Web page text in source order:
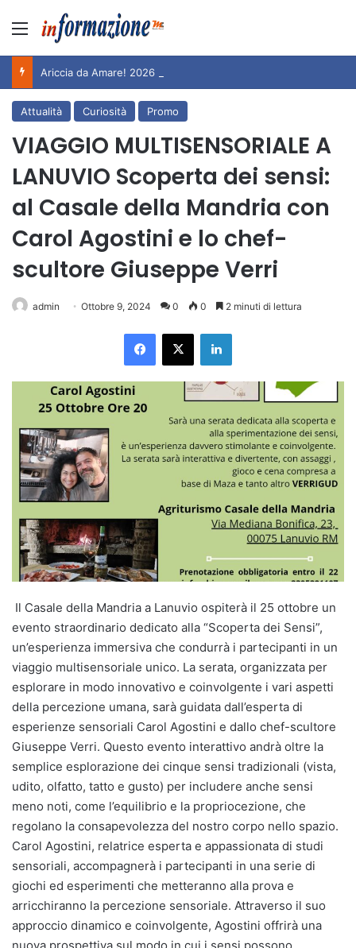
Menu
Attualità Curiosità Promo
VIAGGIO MULTISENSORIALE A
LANUVIO Scoperta dei sensi:
al Casale della Mandria con
Carol Agostini e lo chef-
scultore Giuseppe Verri
admin Ottobre 9, 2024 0 0 2 minuti di lettura
Facebook
X LinkedIn
Il Casale della Mandria a Lanuvio ospiterà il 25 ottobre un
evento straordinario dedicato alla “Scoperta dei Sensi”,
un’esperienza immersiva che condurrà i partecipanti in un
viaggio multisensoriale unico. La serata, organizzata per
esplorare in modo innovativo e coinvolgente i vari aspetti
della percezione umana, sarà guidata dall’esperta di
esperienze sensoriali Carol Agostini e dallo chef-scultore
Giuseppe Verri. Questo evento interattivo andrà oltre la
semplice esplorazione dei cinque sensi tradizionali (vista,
udito, olfatto, tatto e gusto) per includere anche sensi
meno noti, come l’equilibrio e la propriocezione, che
regolano la consapevolezza del nostro corpo nello spazio.
Carol Agostini, relatrice esperta e appassionata di studi
sensoriali, accompagnerà i partecipanti in una serie di
giochi ed esperimenti che metteranno alla prova e
arricchiranno la percezione sensoriale. Attraverso il suo
approccio dinamico e coinvolgente, Agostini offrirà una